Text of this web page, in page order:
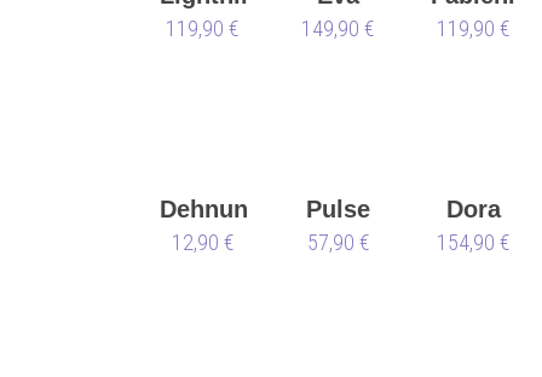
119,90 € 149,90 € 119,90 €
Dehnungsschaum
12,90 €
Pulse
57,90 €
Dora
schmal
154,90 €